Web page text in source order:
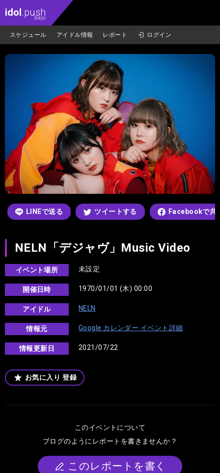
idol.push
.tokyo
スケジュール アイドル情報 レポート ログイン
LINEで送る ツイートする Facebookで共
NELN「デジャヴ」Music Video
イベント場所 未設定
開催日時 1970/01/01 (木) 00:00
アイドル NELN
情報元 Google カレンダー イベント詳細
情報更新日 2021/07/22
お気に入り 登録
このイベントについて
ブログのようにレポートを書きませんか？
このレポートを書く